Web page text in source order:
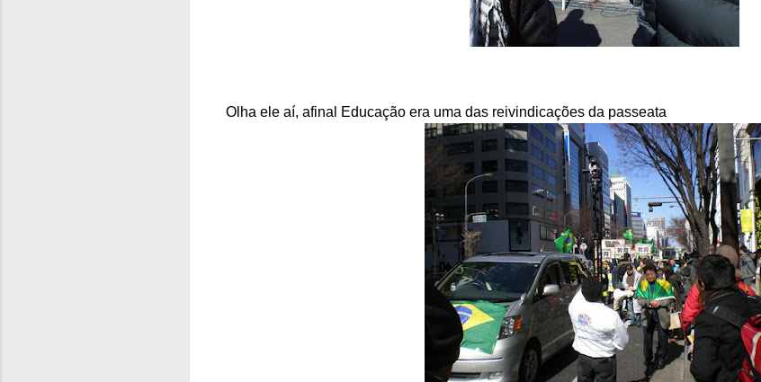
Olha ele aí, afinal Educação era uma das reivindicações da passeata